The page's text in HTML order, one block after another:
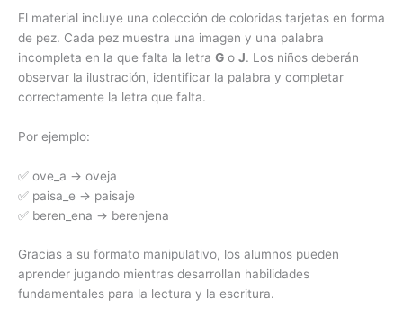
El material incluye una colección de coloridas tarjetas en forma
de pez. Cada pez muestra una imagen y una palabra
incompleta en la que falta la letra G o J. Los niños deberán
observar la ilustración, identificar la palabra y completar
correctamente la letra que falta.
Por ejemplo:
✅ ove_a → oveja
✅ paisa_e → paisaje
✅ beren_ena → berenjena
Gracias a su formato manipulativo, los alumnos pueden
aprender jugando mientras desarrollan habilidades
fundamentales para la lectura y la escritura.